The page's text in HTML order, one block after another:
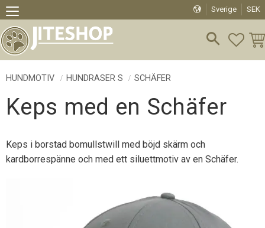
Meny
Sverige SEK
HUNDMOTIV HUNDRASER S SCHÄFER
Keps med en Schäfer
Keps i borstad bomullstwill med böjd skärm och
kardborrespänne och med ett siluettmotiv av en Schäfer.